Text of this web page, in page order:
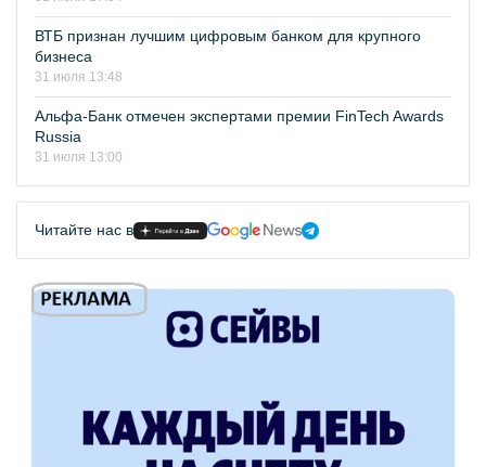
ВТБ признан лучшим цифровым банком для крупного
бизнеса
31 июля 13:48
Альфа-Банк отмечен экспертами премии FinTech Awards
Russia
31 июля 13:00
Читайте нас в